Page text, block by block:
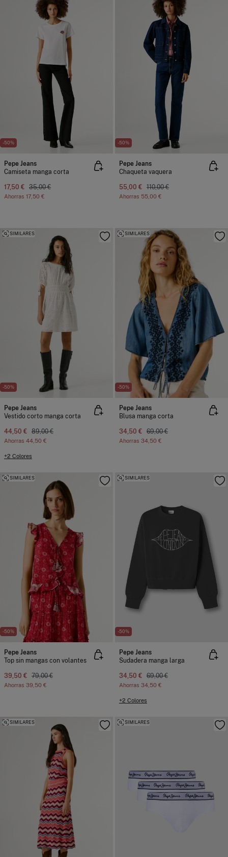
-50%
Pepe Jeans
Camiseta manga corta
17,50 € 35,00 €
Ahorras 17,50 €
-50%
Pepe Jeans
Chaqueta vaquera
55,00 € 110,00 €
Ahorras 55,00 €
-50%
SIMILARES
Pepe Jeans
Vestido corto manga corta
44,50 € 89,00 €
Ahorras 44,50 €
+2 Colores
-50%
SIMILARES
Pepe Jeans
Blusa manga corta
34,50 € 69,00 €
Ahorras 34,50 €
-50%
SIMILARES
Pepe Jeans
Top sin mangas con volantes
39,50 € 79,00 €
Ahorras 39,50 €
-50%
SIMILARES
Pepe Jeans
Sudadera manga larga
34,50 € 69,00 €
Ahorras 34,50 €
+2 Colores
SIMILARES SIMILARES